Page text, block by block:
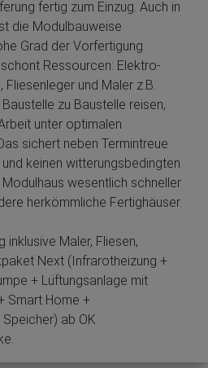
fertig zum Einzug. Auch in
die Modulbauweise
Grad der Vorfertigung
Ressourcen: Elektro-
Fliesenleger und Maler z.B.
zu Baustelle reisen,
unter optimalen
sichert neben Termintreue
keinen witterungsbedingten
wesentlich schneller
herkömmliche Fertighäuser.
inklusive Maler, Fliesen,
Next (Infrarotheizung +
+ Lüftungsanlage mit
Smart Home +
ab OK